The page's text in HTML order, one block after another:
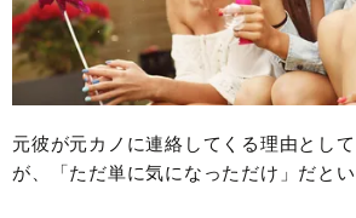
元彼が元カノに連絡してくる理由とし
が、「ただ単に気になっただけ」だとい